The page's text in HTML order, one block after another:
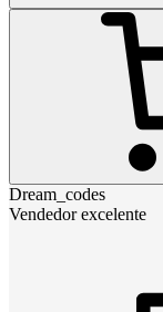
Dream_codes
Vendedor excelente